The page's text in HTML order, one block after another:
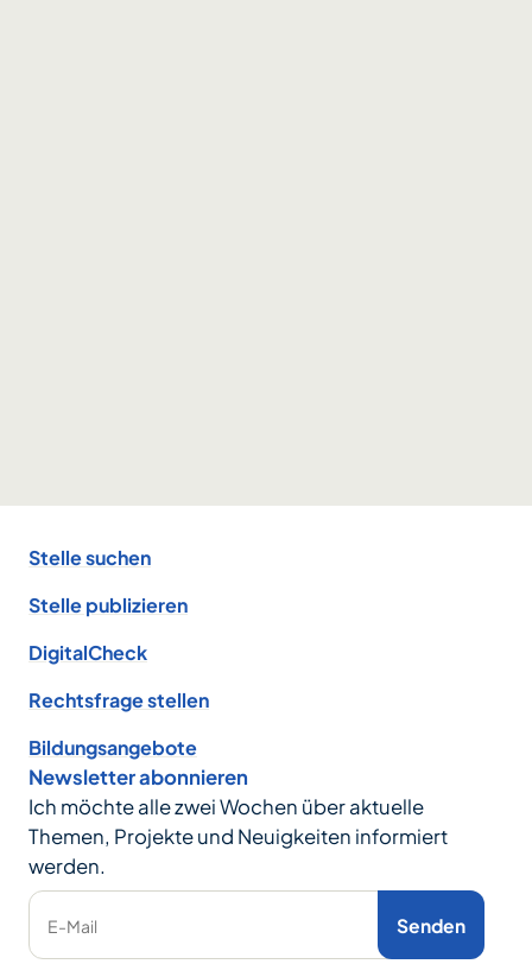
Stelle suchen
Stelle publizieren
DigitalCheck
Rechtsfrage stellen
Bildungsangebote
Newsletter abonnieren
Ich möchte alle zwei Wochen über aktuelle
Themen, Projekte und Neuigkeiten informiert
werden.
E-Mail Senden